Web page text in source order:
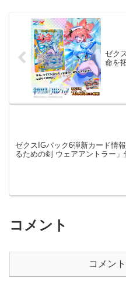
ゼク
命を
ゼクスIGパック6弾新カード情
るための剣 ウェアアントラー」
コメント
コメン